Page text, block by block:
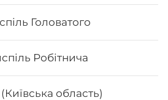
Головатого
Робітнича
область)